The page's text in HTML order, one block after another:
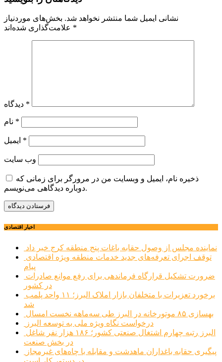
نشانی ایمیل شما منتشر نخواهد شد. بخش‌های موردنیاز
*
*
*
*
وب‌ سایت
ذخیره نام، ایمیل و وبسایت من در مرورگر برای زمانی که
دوباره دیدگاهی می‌نویسم.
اخبار اقتصادی
نماینده مجلس از وصول حقابه باغات پنج منطقه کرج خبر داد
پیام
در کشور
شد
بهسازی ۸۵ موتورخانه در البرز طی سه‌ماهه نخست امسال
درخواست نگاه ویژه ملی به توسعه البرز
در بخش صنعت